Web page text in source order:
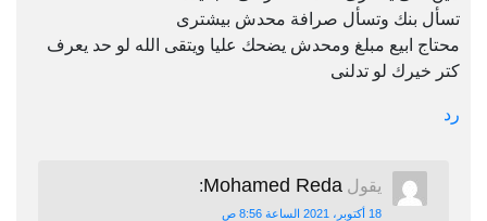
تسأل بنك وتسأل صرافة محدش بيشترى
محتاج ابيع مبلغ ومحدش يضحك عليا ويتقى الله لو حد يعرف
كتر خيرك لو تدلنى
رد
يقول Mohamed Reda
:
18 أكتوبر، 2021 الساعة 8:56 ص